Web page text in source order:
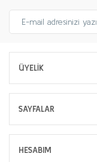
ÜYELİK
SAYFALAR
HESABIM